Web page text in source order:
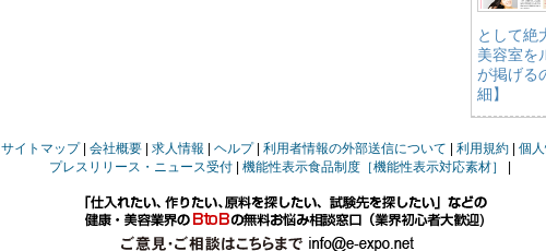
として絶
美容室を
が掲げる
細】
サイトマップ 会社概要 求人情報 ヘルプ 利用者情報の外部送信について 利用規約 個
プレスリリース・ニュース受付
機能性表示食品制度［機能性表示対応素材］